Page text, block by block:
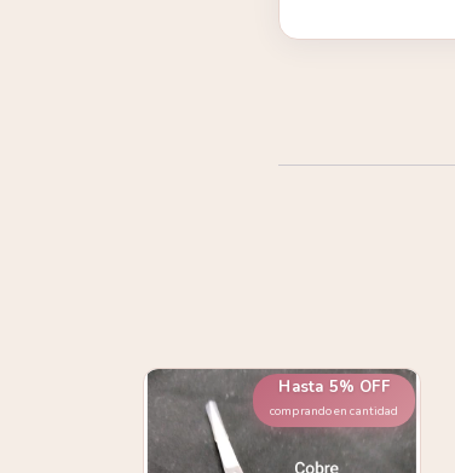
Hasta 5% OFF
comprando en cantidad